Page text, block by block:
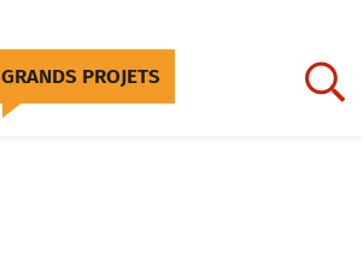
GRANDS PROJETS